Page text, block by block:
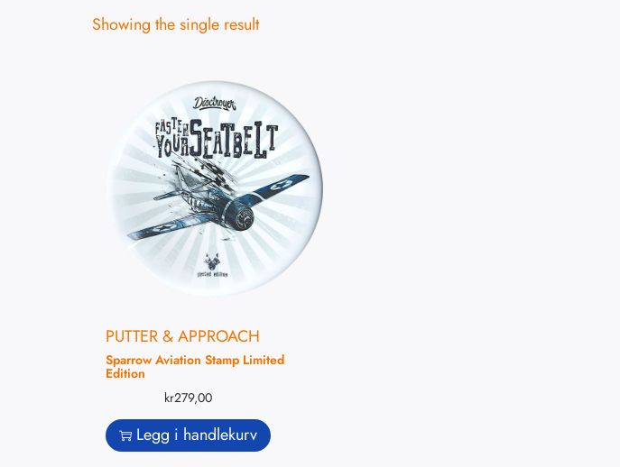
Showing the single result
PUTTER & APPROACH
Sparrow Aviation Stamp Limited
Edition
kr279,00
Legg i handlekurv